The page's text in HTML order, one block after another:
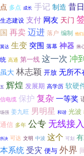
点 多点 成长 手记 制造 昔日
生态建设 支付 网友 天门
国 再卖迈进 落户 编制 他们
翼达 生变 突围 落幕 神器 揪
统 高通 第一线 这一次 冲
虽大 林志颖 开放 无所不
五 辉煌 发展期 高学历 软硬
信电缆 保护 复杂一等奖
场强 姜九旺 男明星 和谐 光波
通信 多年 公专 无线接入
所决 可达 文明 中波 这个 可划
本系统 受灾 便与 外界